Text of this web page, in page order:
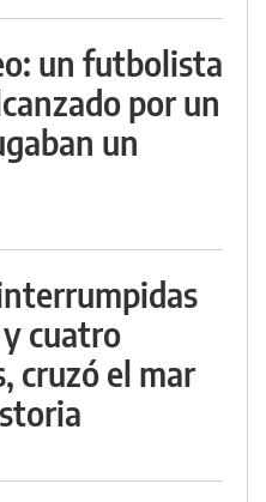
un futbolista
por un
un
cuatro
cruzó el mar